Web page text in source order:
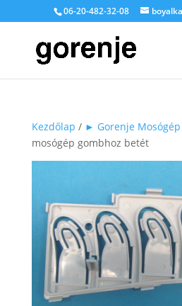
06-20-482-32-08
Kezdőlap / ► Gorenje
mosógép gombhoz betét